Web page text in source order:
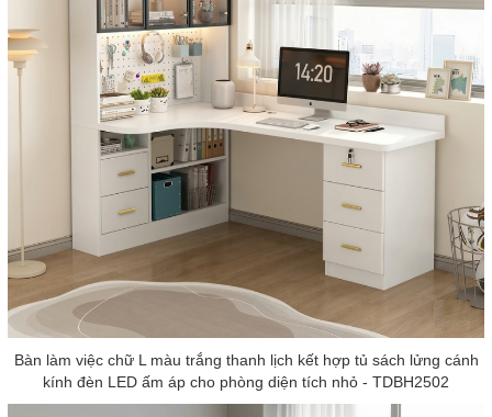
Bàn làm việc chữ L màu trắng thanh lịch kết hợp tủ sách lửng cánh
kính đèn LED ấm áp cho phòng diện tích nhỏ - TDBH2502